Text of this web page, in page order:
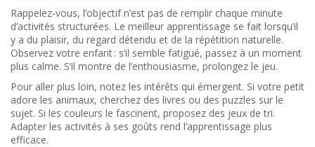
Rappelez‑vous, l’objectif n’est pas de remplir chaque minute
d’activités structurées. Le meilleur apprentissage se fait lorsqu’il
y a du plaisir, du regard détendu et de la répétition naturelle.
Observez votre enfant : s’il semble fatigué, passez à un moment
plus calme. S’il montre de l’enthousiasme, prolongez le jeu.
Pour aller plus loin, notez les intérêts qui émergent. Si votre petit
adore les animaux, cherchez des livres ou des puzzles sur le
sujet. Si les couleurs le fascinent, proposez des jeux de tri.
Adapter les activités à ses goûts rend l’apprentissage plus
efficace.